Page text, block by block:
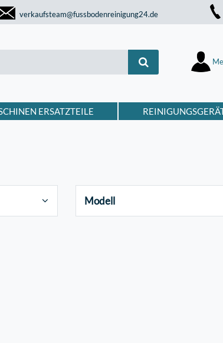
verkaufsteam@fussbodenreinigung24.de
ERSATZTEILE
Modell